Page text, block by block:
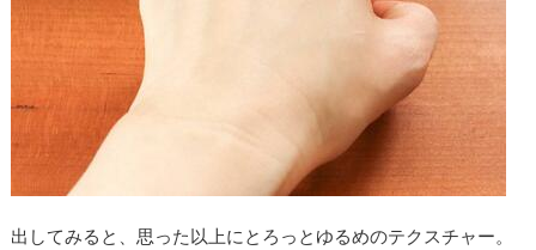
出してみると、思った以上にとろっとゆるめのテクスチャー。